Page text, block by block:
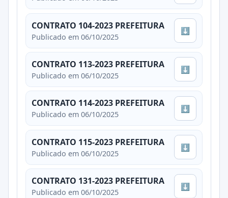
CONTRATO 104-2023 PREFEITURA
Publicado em 06/10/2025
⬇
CONTRATO 113-2023 PREFEITURA
Publicado em 06/10/2025
⬇
CONTRATO 114-2023 PREFEITURA
Publicado em 06/10/2025
⬇
CONTRATO 115-2023 PREFEITURA
Publicado em 06/10/2025
⬇
CONTRATO 131-2023 PREFEITURA
Publicado em 06/10/2025
⬇